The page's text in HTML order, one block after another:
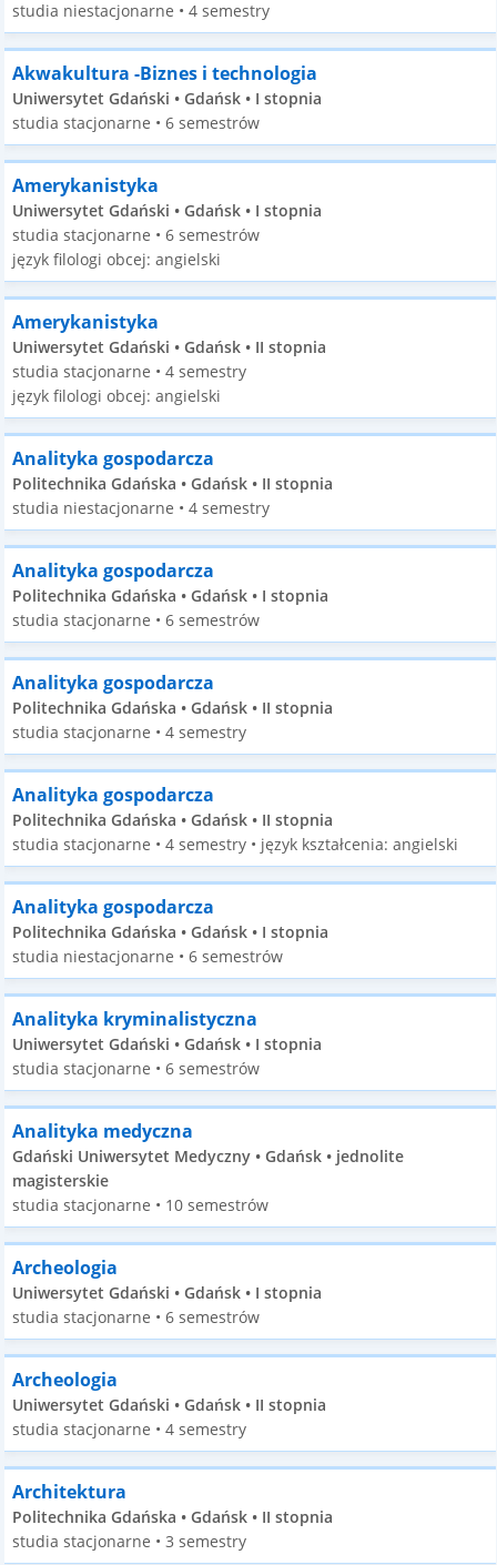
studia niestacjonarne • 4 semestry
Akwakultura -Biznes i technologia
Uniwersytet Gdański • Gdańsk • I stopnia
studia stacjonarne • 6 semestrów
Amerykanistyka
Uniwersytet Gdański • Gdańsk • I stopnia
studia stacjonarne • 6 semestrów
język filologi obcej: angielski
Amerykanistyka
Uniwersytet Gdański • Gdańsk • II stopnia
studia stacjonarne • 4 semestry
język filologi obcej: angielski
Analityka gospodarcza
Politechnika Gdańska • Gdańsk • II stopnia
studia niestacjonarne • 4 semestry
Analityka gospodarcza
Politechnika Gdańska • Gdańsk • I stopnia
studia stacjonarne • 6 semestrów
Analityka gospodarcza
Politechnika Gdańska • Gdańsk • II stopnia
studia stacjonarne • 4 semestry
Analityka gospodarcza
Politechnika Gdańska • Gdańsk • II stopnia
studia stacjonarne • 4 semestry • język kształcenia: angielski
Analityka gospodarcza
Politechnika Gdańska • Gdańsk • I stopnia
studia niestacjonarne • 6 semestrów
Analityka kryminalistyczna
Uniwersytet Gdański • Gdańsk • I stopnia
studia stacjonarne • 6 semestrów
Analityka medyczna
Gdański Uniwersytet Medyczny • Gdańsk • jednolite
magisterskie
studia stacjonarne • 10 semestrów
Archeologia
Uniwersytet Gdański • Gdańsk • I stopnia
studia stacjonarne • 6 semestrów
Archeologia
Uniwersytet Gdański • Gdańsk • II stopnia
studia stacjonarne • 4 semestry
Architektura
Politechnika Gdańska • Gdańsk • II stopnia
studia stacjonarne • 3 semestry